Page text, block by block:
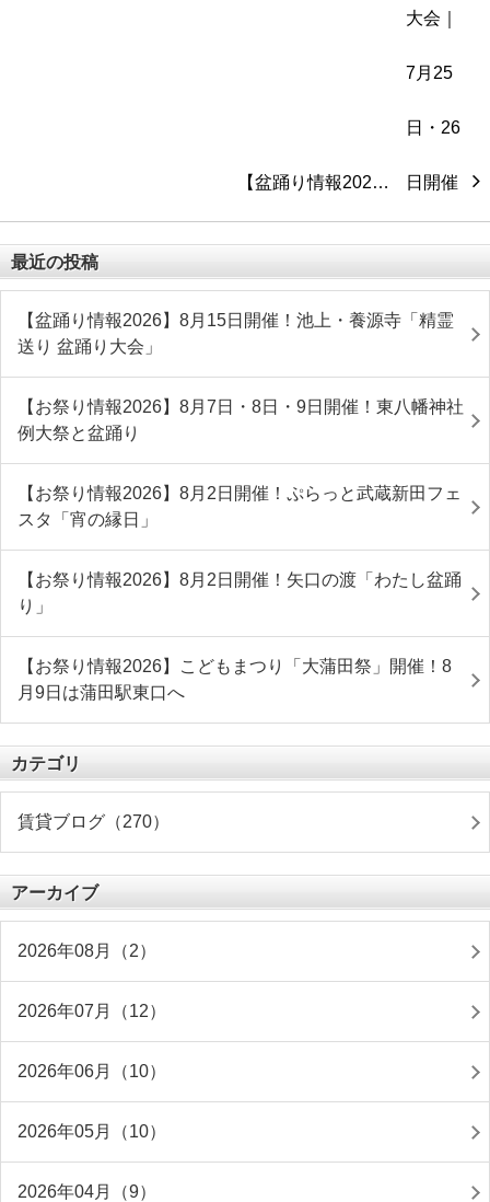
【盆踊り情報202…
最近の投稿
【盆踊り情報2026】8月15日開催！池上・養源寺「精霊
送り 盆踊り大会」
【お祭り情報2026】8月7日・8日・9日開催！東八幡神社
例大祭と盆踊り
【お祭り情報2026】8月2日開催！ぷらっと武蔵新田フェ
スタ「宵の縁日」
【お祭り情報2026】8月2日開催！矢口の渡「わたし盆踊
り」
【お祭り情報2026】こどもまつり「大蒲田祭」開催！8
月9日は蒲田駅東口へ
カテゴリ
賃貸ブログ（270）
アーカイブ
2026年08月（2）
2026年07月（12）
2026年06月（10）
2026年05月（10）
2026年04月（9）